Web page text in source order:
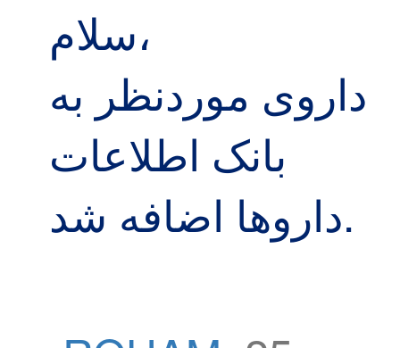
سلام،
داروی موردنظر به
بانک اطلاعات
داروها اضافه شد.